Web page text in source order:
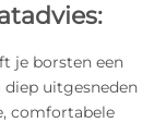
je borsten een
uitgesneden
comfortabele